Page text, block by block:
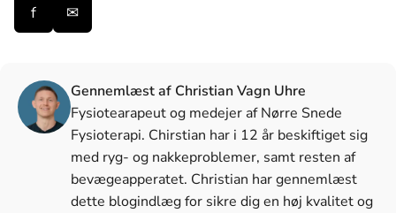
f ✉
Gennemlæst af Christian Vagn Uhre
Fysiotearapeut og medejer af Nørre Snede
Fysioterapi. Chirstian har i 12 år beskiftiget sig
med ryg- og nakkeproblemer, samt resten af
bevægeapperatet. Christian har gennemlæst
dette blogindlæg for sikre dig en høj kvalitet og